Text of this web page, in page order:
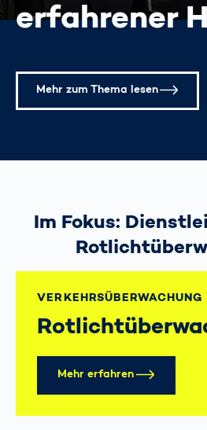
erfahrener
Mehr zum Thema lesen
Im Fokus:
VERKEHRS­ÜBERWACHUNG
Mehr erfahren